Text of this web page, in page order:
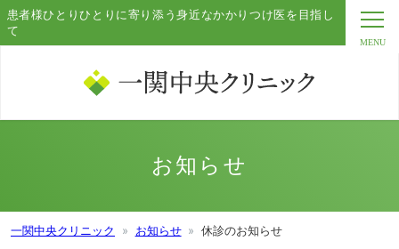
患者様ひとりひとりに寄り添う身近なかかりつけ医を目指し
て
お知らせ
一関中央クリニック お知らせ 休診のお知らせ